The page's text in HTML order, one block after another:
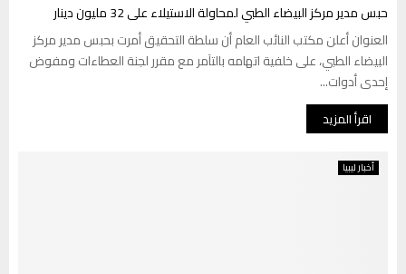
حبس مدير مركز البيضاء الطبي لمحاولة الاستيلاء على 32 مليون دينار
العنوان أعلن مكتب النائب العام أن سلطة التحقيق أمرت بحبس مدير مركز
البيضاء الطبي، على خلفية اتهامه بالتآمر مع مقرر لجنة العطاءات ومفوض
إحدى أدوات...
اقرأ المزيد
أخبار ليبيا